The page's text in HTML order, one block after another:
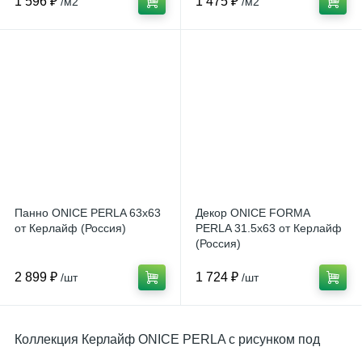
Панно ONICE PERLA 63x63
от Керлайф (Россия)
2 899 ₽ /шт
Декор ONICE FORMA
PERLA 31.5x63 от Керлайф
(Россия)
1 724 ₽ /шт
Коллекция Керлайф ONICE PERLA с рисунком под